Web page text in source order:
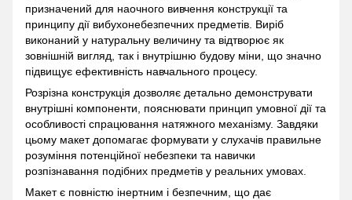
призначений для наочного вивчення конструкції та
принципу дії вибухонебезпечних предметів. Виріб
виконаний у натуральну величину та відтворює як
зовнішній вигляд, так і внутрішню будову міни, що значно
підвищує ефективність навчального процесу.
Розрізна конструкція дозволяє детально демонструвати
внутрішні компоненти, пояснювати принцип умовної дії та
особливості спрацювання натяжного механізму. Завдяки
цьому макет допомагає формувати у слухачів правильне
розуміння потенційної небезпеки та навички
розпізнавання подібних предметів у реальних умовах.
Макет є повністю інертним і безпечним, що дає